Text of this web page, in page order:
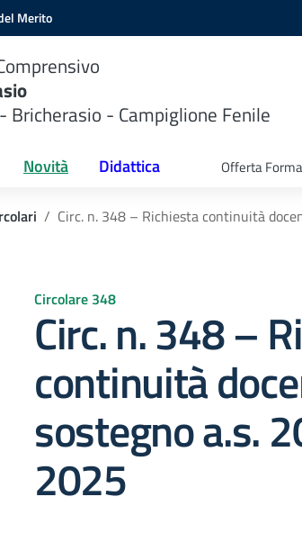
Merito
Bricherasio - Campiglione Fenile
Novità Didattica Offerta
Circ. n. 348 – Richiesta continuità
Circolare 348
Circ. n. 348 –
continuità
sostegno a.s.
2025